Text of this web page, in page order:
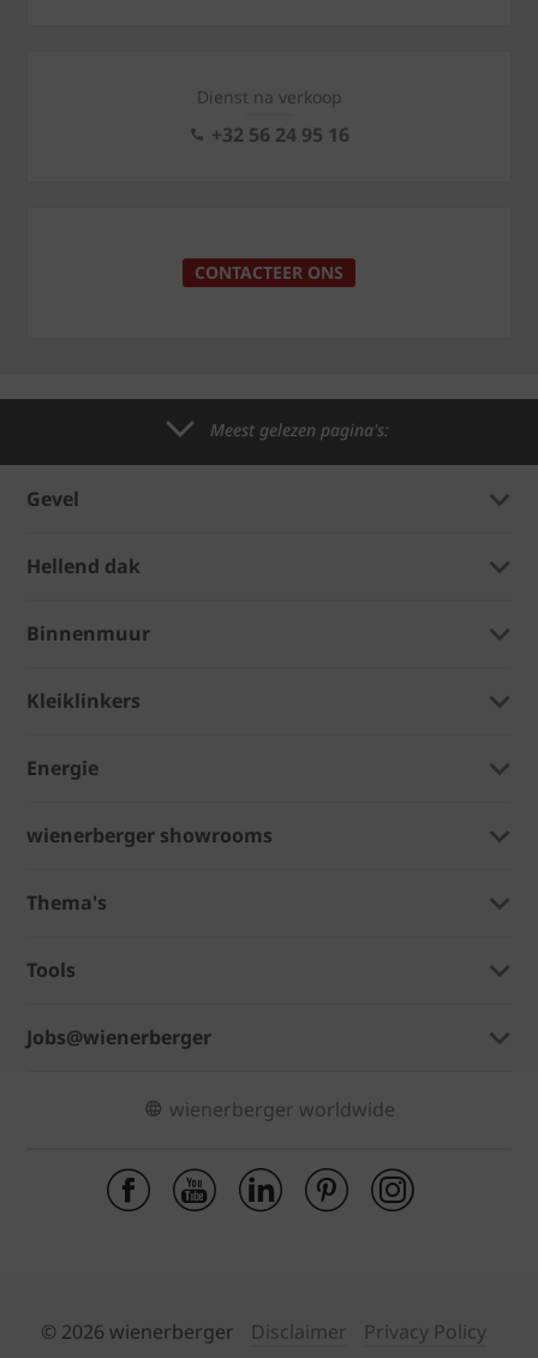
Dienst na verkoop
+32 56 24 95 16
CONTACTEER ONS
Meest gelezen pagina's:
Gevel
Hellend dak
Binnenmuur
Kleiklinkers
Energie
wienerberger showrooms
Thema's
Tools
Jobs@wienerberger
wienerberger worldwide
© 2026 wienerberger Disclaimer Privacy Policy